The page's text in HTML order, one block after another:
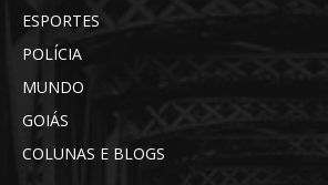
ESPORTES
POLÍCIA
MUNDO
GOIÁS
COLUNAS E BLOGS